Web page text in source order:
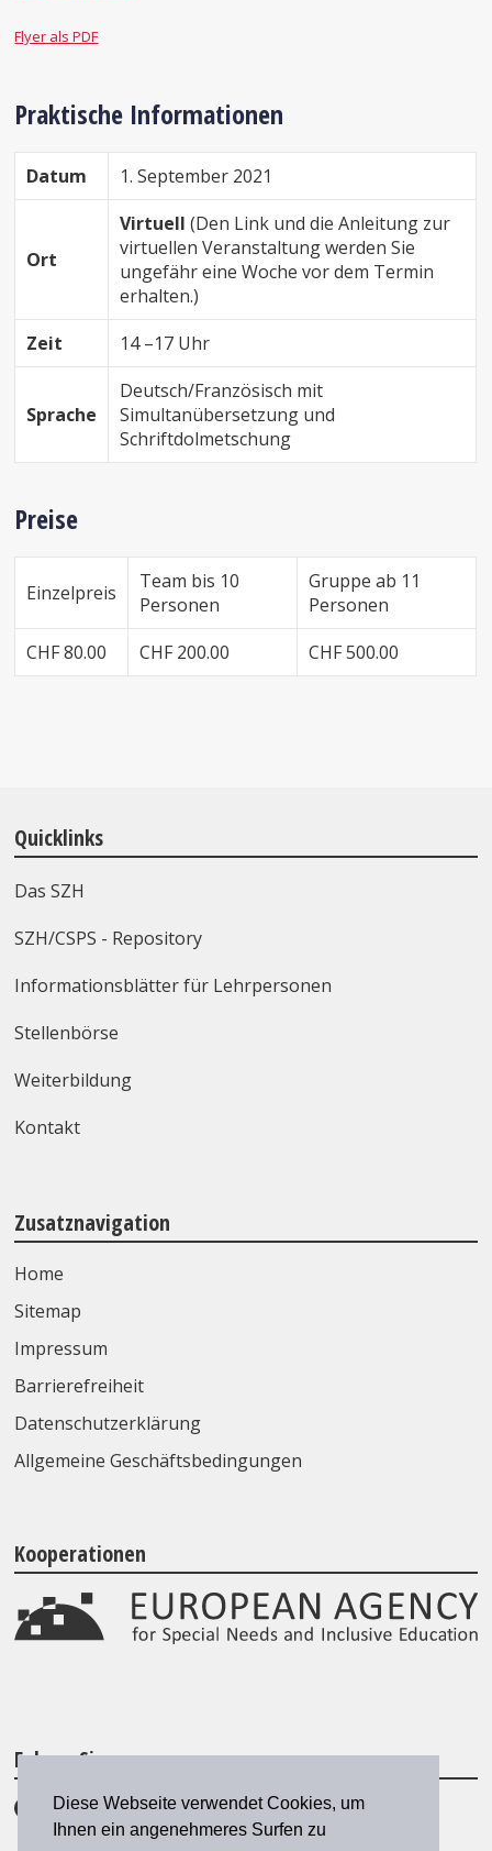
Diese Webseite verwendet Cookies, um
Ihnen ein angenehmeres Surfen zu
Flyer als PDF
Praktische Informationen
Datum 1. September 2021
Ort
Virtuell (Den Link und die Anleitung zur
virtuellen Veranstaltung werden Sie
ungefähr eine Woche vor dem Termin
erhalten.)
Zeit
14 –17 Uhr
Sprache
Deutsch/Französisch mit
Simultanübersetzung und
Schriftdolmetschung
Preise
Einzelpreis
Team bis 10
Personen
Gruppe ab 11
Personen
CHF 80.00
CHF 200.00 CHF 500.00
Quicklinks
Das SZH
SZH/CSPS - Repository
Informationsblätter für Lehrpersonen
Stellenbörse
Weiterbildung
Kontakt
Zusatznavigation
Home
Sitemap
Impressum
Barrierefreiheit
Datenschutzerklärung
Allgemeine Geschäftsbedingungen
Kooperationen
Folgen Sie uns